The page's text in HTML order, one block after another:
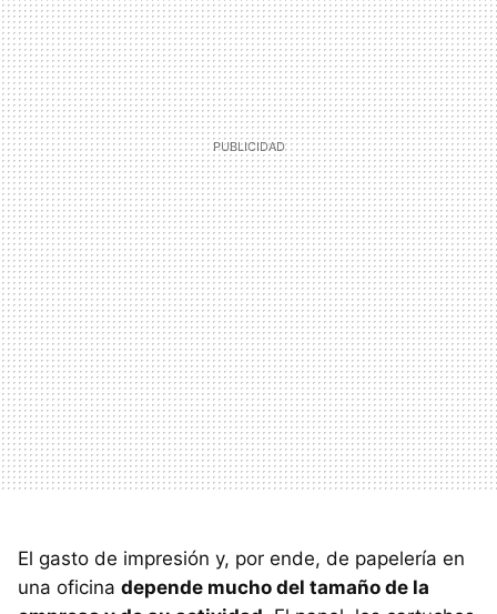
El gasto de impresión y, por ende, de papelería en
una oficina depende mucho del tamaño de la